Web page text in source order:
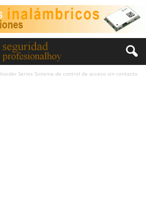
Insider Series Sistema de control de acceso sin contacto